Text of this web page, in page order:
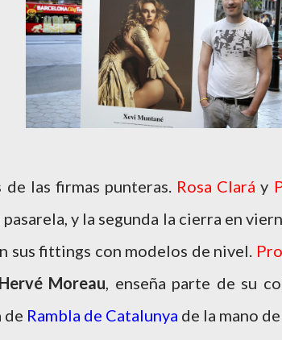
las firmas punteras. Rosa Clará y
y la segunda la cierra en
sus fittings con modelos de nivel.
Hervé Moreau , enseña parte de su
de Rambla de Catalunya de la mano